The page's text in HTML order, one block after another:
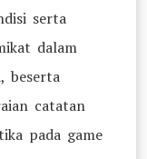
serta
dalam
beserta
catatan
pada game